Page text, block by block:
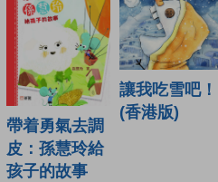
帶着勇氣去調
皮：孫慧玲給
孩子的故事
讓我吃雪吧！
(香港版)